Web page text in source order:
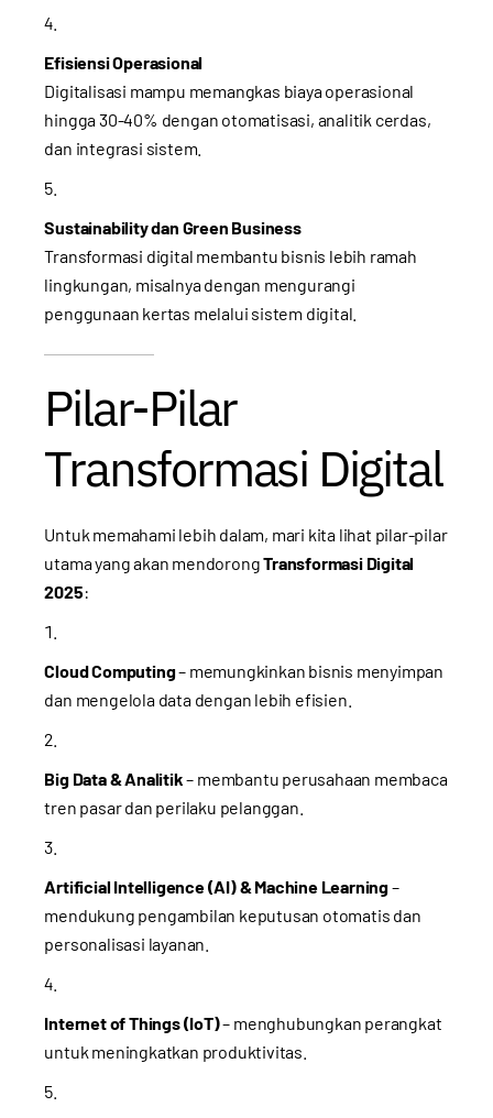
Efisiensi Operasional
Digitalisasi mampu memangkas biaya operasional
hingga 30-40% dengan otomatisasi, analitik cerdas,
dan integrasi sistem.
Sustainability dan Green Business
Transformasi digital membantu bisnis lebih ramah
lingkungan, misalnya dengan mengurangi
penggunaan kertas melalui sistem digital.
Pilar-Pilar
Transformasi Digital
Untuk memahami lebih dalam, mari kita lihat pilar-pilar
utama yang akan mendorongTransformasi Digital
2025:
Cloud Computing– memungkinkan bisnis menyimpan
dan mengelola data dengan lebih efisien.
Big Data & Analitik– membantu perusahaan membaca
tren pasar dan perilaku pelanggan.
Artificial Intelligence (AI) & Machine Learning–
mendukung pengambilan keputusan otomatis dan
personalisasi layanan.
Internet of Things (IoT)– menghubungkan perangkat
untuk meningkatkan produktivitas.